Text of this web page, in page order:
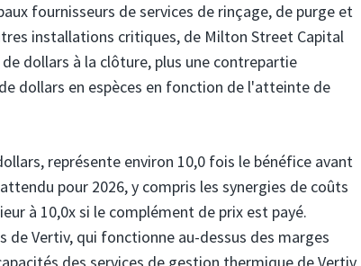
fournisseurs de services de rinçage, de purge et
installations critiques, de Milton Street Capital
dollars à la clôture, plus une contrepartie
dollars en espèces en fonction de l'atteinte de
représente environ 10,0 fois le bénéfice avant
pour 2026, y compris les synergies de coûts
à 10,0x si le complément de prix est payé.
Vertiv, qui fonctionne au-dessus des marges